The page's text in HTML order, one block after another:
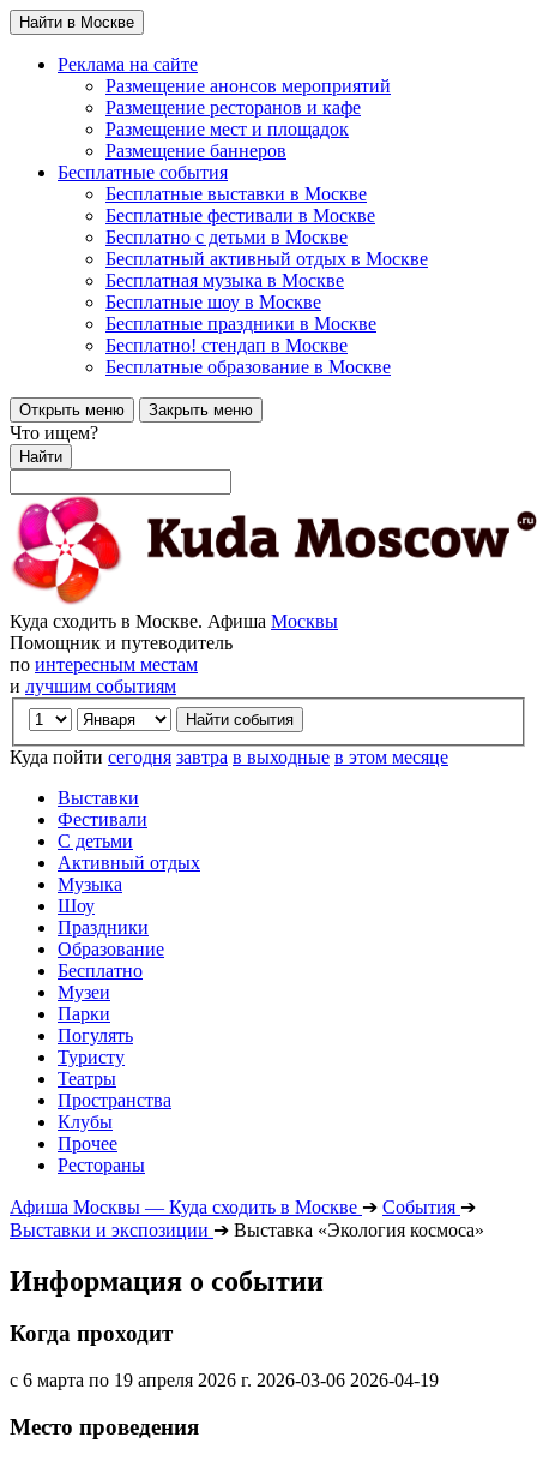
Найти в Москве
Реклама на сайте
Размещение анонсов мероприятий
Размещение ресторанов и кафе
Размещение мест и площадок
Размещение баннеров
Бесплатные события
Бесплатные выставки в Москве
Бесплатные фестивали в Москве
Бесплатно с детьми в Москве
Бесплатный активный отдых в Москве
Бесплатная музыка в Москве
Бесплатные шоу в Москве
Бесплатные праздники в Москве
Бесплатно! стендап в Москве
Бесплатные образование в Москве
Открыть меню Закрыть меню
Что ищем?
Найти
Куда сходить в Москве. Афиша Москвы
Помощник и путеводитель
по интересным местам
и лучшим событиям
Куда пойти сегодня завтра в выходные в этом месяце
Выставки
Фестивали
С детьми
Активный отдых
Музыка
Шоу
Праздники
Образование
Бесплатно
Музеи
Парки
Погулять
Туристу
Театры
Пространства
Клубы
Прочее
Рестораны
Афиша Москвы — Куда сходить в Москве ➔ События ➔
Выставки и экспозиции ➔ Выставка «Экология космоса»
Информация о событии
Когда проходит
с 6 марта по 19 апреля 2026 г. 2026-03-06 2026-04-19
Место проведения